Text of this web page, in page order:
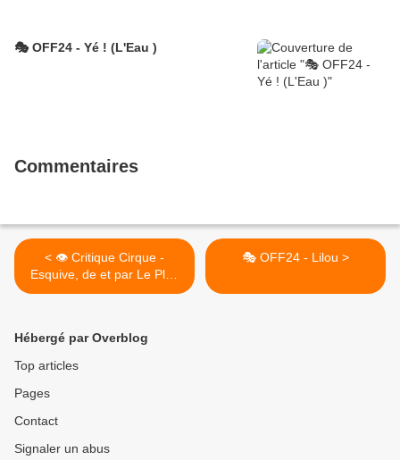
🎭 OFF24 - Yé ! (L'Eau )
Commentaires
< 👁️ Critique Cirque -
Esquive, de et par Le Plus
Petit Cirque du Monde
🎭 OFF24 - Lilou >
Hébergé par Overblog
Top articles
Pages
Contact
Signaler un abus